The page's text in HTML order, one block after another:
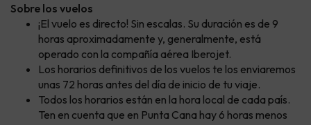
Sobre los vuelos
¡El vuelo es directo! Sin escalas. Su duración es de 9
horas aproximadamente y, generalmente, está
operado con la compañía aérea Iberojet.
Los horarios definitivos de los vuelos te los enviaremos
unas 72 horas antes del día de inicio de tu viaje.
Todos los horarios están en la hora local de cada país.
Ten en cuenta que en Punta Cana hay 6 horas menos